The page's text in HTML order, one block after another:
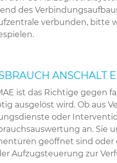
des
verbunden, bitte
ANSCHALT
ist das Richtige gegen
ausgelöst wird. Ob aus
oder
an. Sie
geöffnet sind
Aufzugsteuerung zur